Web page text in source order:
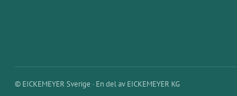
© EICKEMEYER Sverige · En del av EICKEMEYER KG